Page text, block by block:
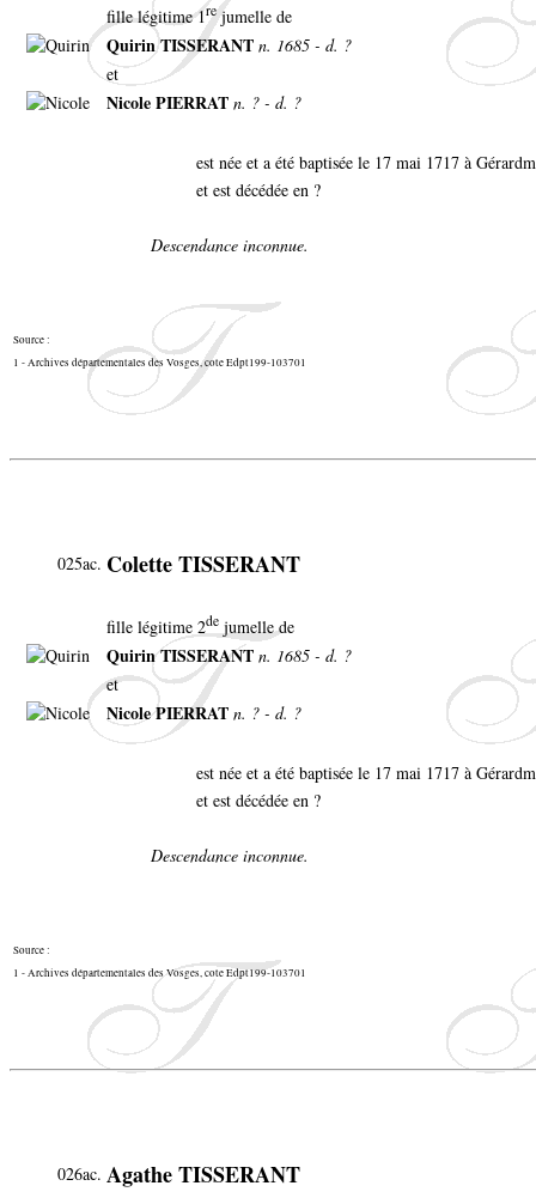
fille légitime 1rejumelle de
Quirin TISSERANT n. 1685 - d. ?
et
Nicole PIERRAT n. ? - d. ?
est née et a été baptisée le 17 mai 1717 à
et est décédée en ?
Descendance inconnue.
Source :
1 - Archives départementales des Vosges, cote Edpt199-103701
025ac. Colette TISSERANT
fille légitime 2de jumelle de
Quirin TISSERANT n. 1685 - d. ?
et
Nicole PIERRAT n. ? - d. ?
est née et a été baptisée le 17 mai 1717 à
et est décédée en ?
Descendance inconnue.
Source :
1 - Archives départementales des Vosges, cote Edpt199-103701
026ac. Agathe TISSERANT